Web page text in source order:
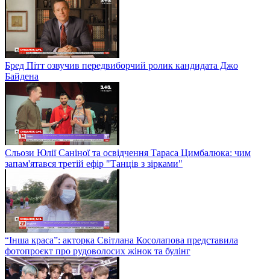
Бред Пітт озвучив передвиборчий ролик кандидата Джо
Байдена
Сльози Юлії Саніної та освідчення Тараса Цимбалюка: чим
запам'ятався третій ефір "Танців з зірками"
“Інша краса”: акторка Світлана Косолапова представила
фотопроєкт про рудоволосих жінок та булінг